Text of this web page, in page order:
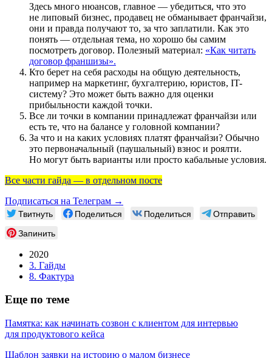
Здесь много нюансов, главное — убедиться, что это
не липовый бизнес, продавец не обманывает франчайзи,
они и правда получают то, за что заплатили. Как это
понять — отдельная тема, но хорошо бы самим
посмотреть договор. Полезный материал: «Как читать
договор франшизы».
Кто берет на себя расходы на общую деятельность,
например на маркетинг, бухгалтерию, юристов, IT-
систему? Это может быть важно для оценки
прибыльности каждой точки.
Все ли точки в компании принадлежат франчайзи или
есть те, что на балансе у головной компании?
За что и на каких условиях платят франчайзи? Обычно
это первоначальный (паушальный) взнос и роялти.
Но могут быть варианты или просто кабальные условия.
Все части гайда — в отдельном посте
Подписаться на Телеграм →
Твитнуть Поделиться Поделиться
Отправить
Запинить
2020
3. Гайды
8. Фактура
Еще по теме
Памятка: как начинать созвон с клиентом для интервью
для продуктового кейса
Шаблон заявки на историю о малом бизнесе